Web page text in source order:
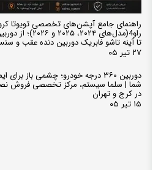
راهنمای جامع آپشن‌های تخصصی تویوتا
تا آینه تاشو فابریک دوربین دنده عقب و
۲۷ تیر ۰۵
دوربین ۳۶۰ درجه خودرو؛ چشمی باز
شما | سلما سیستم، مرکز تخصصی فروش
در کرج و تهران
۱۵ تیر ۰۵